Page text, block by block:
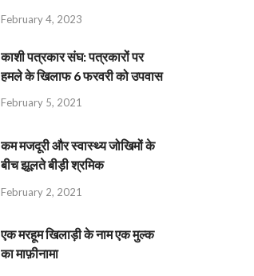
February 4, 2023
काशी पत्रकार संघ: पत्रकारों पर
हमले के खिलाफ 6 फरवरी को उपवास
February 5, 2021
कम मजदूरी और स्वास्थ्य जोखिमों के
बीच झूलते बीड़ी श्रमिक
February 2, 2021
एक मरहूम खिलाड़ी के नाम एक मुल्क
का माफ़ीनामा